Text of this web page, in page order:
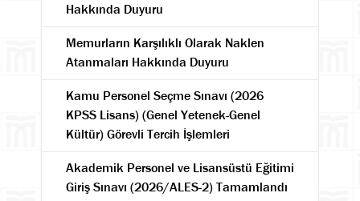
Hakkında Duyuru
Memurların Karşılıklı Olarak Naklen
Atanmaları Hakkında Duyuru
Kamu Personel Seçme Sınavı (2026
KPSS Lisans) (Genel Yetenek-Genel
Kültür) Görevli Tercih İşlemleri
Akademik Personel ve Lisansüstü Eğitimi
Giriş Sınavı (2026/ALES-2) Tamamlandı